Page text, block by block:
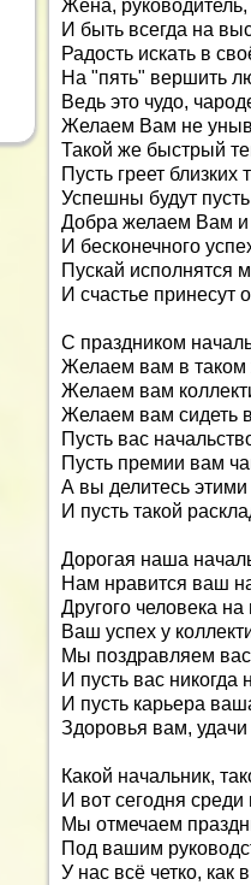
Жена, руководитель,
И быть всегда на
Радость искать в
На "пять" вершить
Ведь это чудо,
Желаем Вам не
Такой же быстрый
Пусть греет близких
Успешны будут
Добра желаем Вам и
И бесконечного
Пускай исполнятся
И счастье принесут
С праздником
Желаем вам в таком
Желаем вам
Желаем вам сидеть
Пусть вас
Пусть премии вам
А вы делитесь
И пусть такой
Дорогая наша
Нам нравится ваш
Другого человека
Ваш успех у
Мы поздравляем
И пусть вас никогда
И пусть карьера
Здоровья вам,
Какой начальник,
И вот сегодня среди
Мы отмечаем
Под вашим
У нас всё четко, как